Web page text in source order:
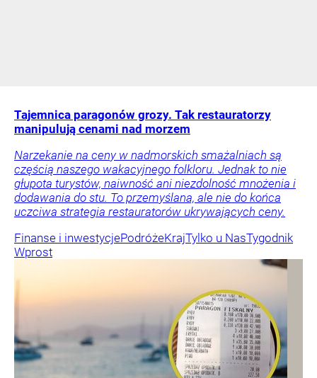
Tajemnica paragonów grozy. Tak restauratorzy
manipulują cenami nad morzem
Narzekanie na ceny w nadmorskich smażalniach są
częścią naszego wakacyjnego folkloru. Jednak to nie
głupota turystów, naiwność ani niezdolność mnożenia i
dodawania do stu. To przemyślana, ale nie do końca
uczciwa strategia restauratorów ukrywających ceny.
Finanse i inwestycjePodróżeKrajTylko u NasTygodnik
Wprost